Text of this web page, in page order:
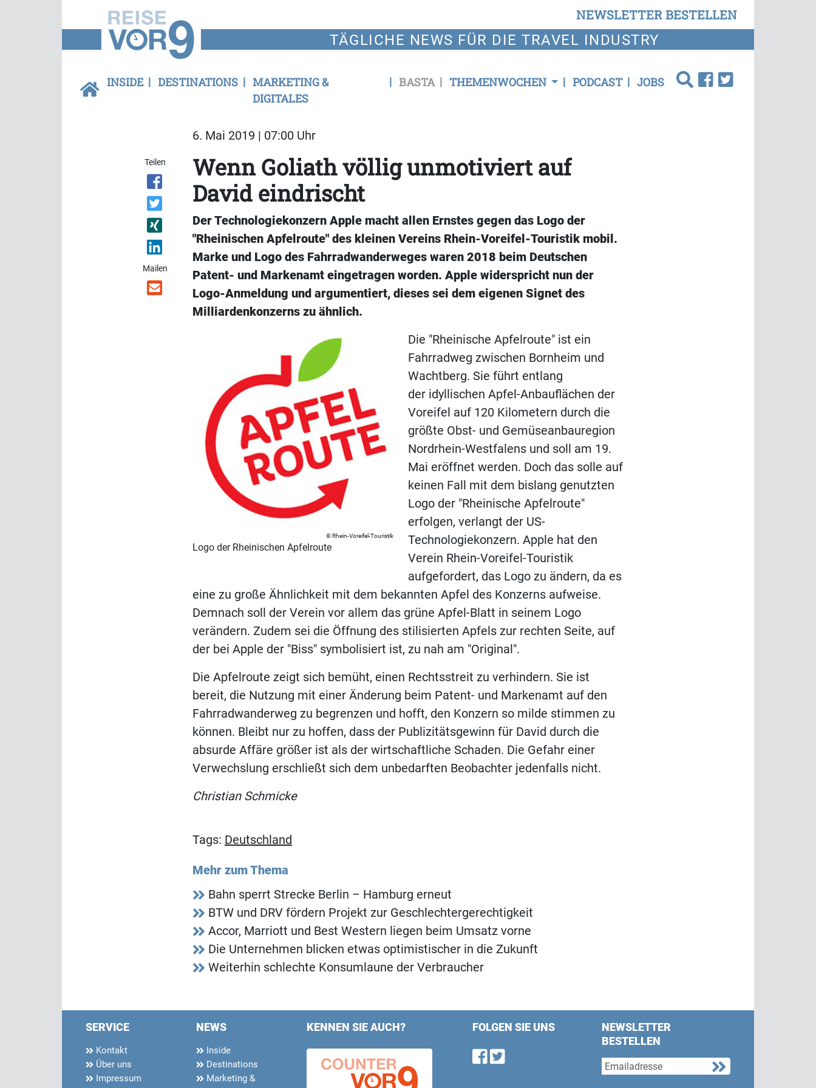
NEWSLETTER BESTELLEN
TÄGLICHE NEWS FÜR DIE TRAVEL INDUSTRY
INSIDE DESTINATIONS
MARKETING &
DIGITALES
BASTA THEMENWOCHEN PODCAST JOBS
6. Mai 2019 | 07:00 Uhr
Teilen
Mailen
Wenn Goliath völlig unmotiviert auf
David eindrischt
Der Technologiekonzern Apple macht allen Ernstes gegen das Logo der
"Rheinischen Apfelroute" des kleinen Vereins Rhein-Voreifel-Touristik mobil.
Marke und Logo des Fahrradwanderweges waren 2018 beim Deutschen
Patent- und Markenamt eingetragen worden. Apple widerspricht nun der
Logo-Anmeldung und argumentiert, dieses sei dem eigenen Signet des
Milliardenkonzerns zu ähnlich.
Rhein-Voreifel-Touristik
Logo der Rheinischen Apfelroute
Die "Rheinische Apfelroute" ist ein
Fahrradweg zwischen Bornheim und
Wachtberg. Sie führt entlang
der idyllischen Apfel-Anbauflächen der
Voreifel auf 120 Kilometern durch die
größte Obst- und Gemüseanbauregion
Nordrhein-Westfalens und soll am 19.
Mai eröffnet werden. Doch das solle auf
keinen Fall mit dem bislang genutzten
Logo der "Rheinische Apfelroute"
erfolgen, verlangt der US-
Technologiekonzern. Apple hat den
Verein Rhein-Voreifel-Touristik
aufgefordert, das Logo zu ändern, da es
eine zu große Ähnlichkeit mit dem bekannten Apfel des Konzerns aufweise.
Demnach soll der Verein vor allem das grüne Apfel-Blatt in seinem Logo
verändern. Zudem sei die Öffnung des stilisierten Apfels zur rechten Seite, auf
der bei Apple der "Biss" symbolisiert ist, zu nah am "Original".
Die Apfelroute zeigt sich bemüht, einen Rechtsstreit zu verhindern. Sie ist
bereit, die Nutzung mit einer Änderung beim Patent- und Markenamt auf den
Fahrradwanderweg zu begrenzen und hofft, den Konzern so milde stimmen zu
können. Bleibt nur zu hoffen, dass der Publizitätsgewinn für David durch die
absurde Affäre größer ist als der wirtschaftliche Schaden. Die Gefahr einer
Verwechslung erschließt sich dem unbedarften Beobachter jedenfalls nicht.
Christian Schmicke
Tags: Deutschland
Mehr zum Thema
Bahn sperrt Strecke Berlin – Hamburg erneut
BTW und DRV fördern Projekt zur Geschlechtergerechtigkeit
Accor, Marriott und Best Western liegen beim Umsatz vorne
Die Unternehmen blicken etwas optimistischer in die Zukunft
Weiterhin schlechte Konsumlaune der Verbraucher
SERVICE
Kontakt
Über uns
Impressum
NEWS
Inside
Destinations
Marketing &
KENNEN SIE AUCH? FOLGEN SIE UNS
Find us on Facebook
Follow us on Twitter
NEWSLETTER
BESTELLEN